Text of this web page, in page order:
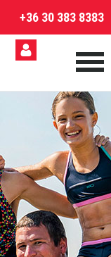
+36 30 383 8383